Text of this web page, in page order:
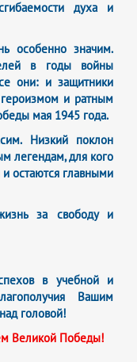
духа и
особенно значим.
в годы войны
они: и защитники
и ратным
мая 1945 года.
Низкий поклон
легендам, для кого
и остаются главными
за свободу и
в учебной и
Вашим
головой!
Великой Победы!